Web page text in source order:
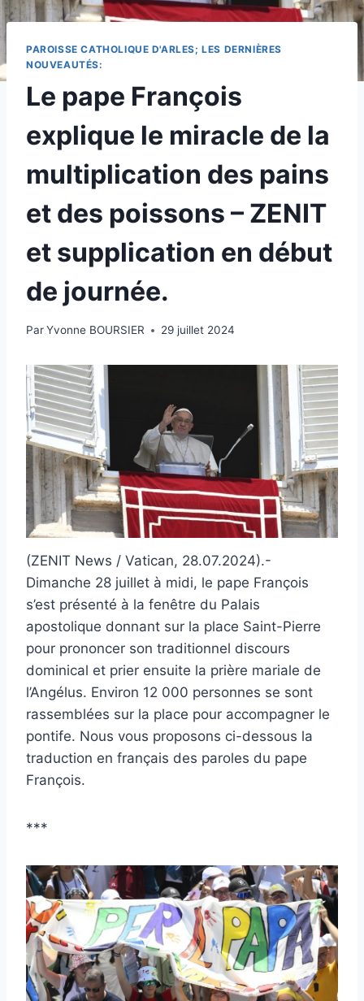
PAROISSE CATHOLIQUE D'ARLES; LES DERNIÈRES
NOUVEAUTÉS:
Le pape François
explique le miracle de la
multiplication des pains
et des poissons – ZENIT
et supplication en début
de journée.
ParYvonne BOURSIER 29 juillet 2024
(ZENIT News / Vatican, 28.07.2024).-
Dimanche 28 juillet à midi, le pape François
s’est présenté à la fenêtre du Palais
apostolique donnant sur la place Saint-Pierre
pour prononcer son traditionnel discours
dominical et prier ensuite la prière mariale de
l’Angélus. Environ 12 000 personnes se sont
rassemblées sur la place pour accompagner le
pontife. Nous vous proposons ci-dessous la
traduction en français des paroles du pape
François.
***